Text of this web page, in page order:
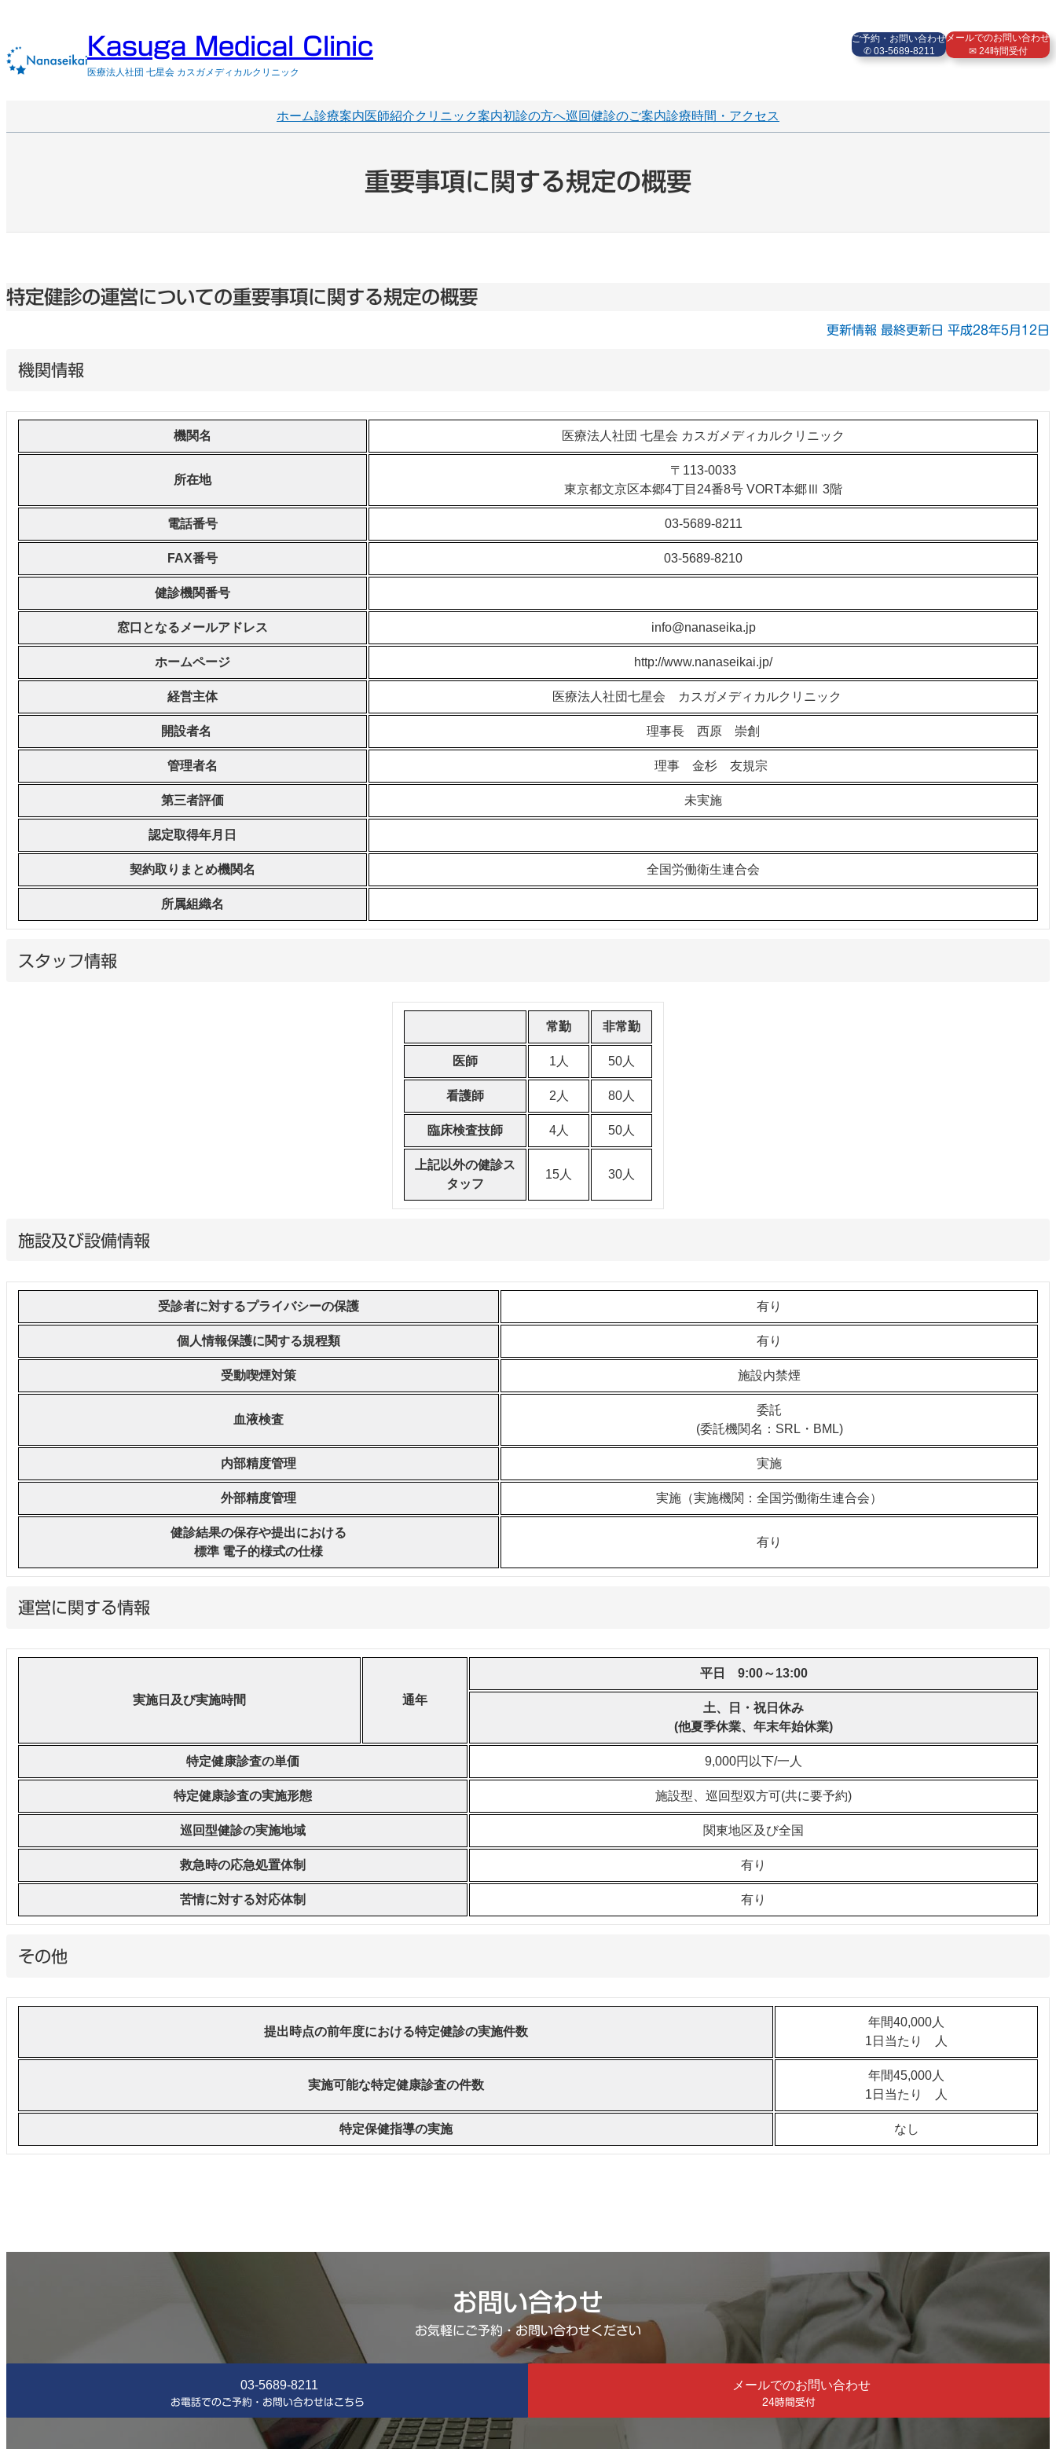
を
ス
キ
Kasuga Medical Clinic
医療法人社団 七星会 カスガメディカルクリニック
ご予約・お問い合わせ
✆ 03-5689-8211
メールでのお問い合わせ
✉ 24時間受付
ホーム診療案内医師紹介クリニック案内初診の方へ巡回健診のご案内診療時間・アクセス
重要事項に関する規定の概要
特定健診の運営についての重要事項に関する規定の概要
更新情報 最終更新日 平成28年5月12日
機関情報
機関名 医療法人社団 七星会 カスガメディカルクリニック
所在地
〒113-0033
東京都文京区本郷4丁目24番8号 VORT本郷Ⅲ 3階
電話番号 03-5689-8211
FAX番号 03-5689-8210
健診機関番号
窓口となるメールアドレス info@nanaseika.jp
ホームページ http://www.nanaseikai.jp/
経営主体 医療法人社団七星会 カスガメディカルクリニック
開設者名 理事長 西原 崇創
管理者名 理事 金杉 友規宗
第三者評価 未実施
認定取得年月日
契約取りまとめ機関名 全国労働衛生連合会
所属組織名
スタッフ情報
常勤 非常勤
医師 1人 50人
看護師 2人 80人
臨床検査技師 4人 50人
上記以外の健診ス
タッフ
15人 30人
施設及び設備情報
受診者に対するプライバシーの保護 有り
個人情報保護に関する規程類 有り
受動喫煙対策 施設内禁煙
血液検査
委託
(委託機関名：SRL・BML)
内部精度管理 実施
外部精度管理 実施（実施機関：全国労働衛生連合会）
健診結果の保存や提出における
標準 電子的様式の仕様
有り
運営に関する情報
実施日及び実施時間 通年
平日 9:00～13:00
土、日・祝日休み
(他夏季休業、年末年始休業)
特定健康診査の単価 9,000円以下/一人
特定健康診査の実施形態 施設型、巡回型双方可(共に要予約)
巡回型健診の実施地域 関東地区及び全国
救急時の応急処置体制 有り
苦情に対する対応体制 有り
その他
提出時点の前年度における特定健診の実施件数
年間40,000人
1日当たり 人
実施可能な特定健康診査の件数
年間45,000人
1日当たり 人
特定保健指導の実施 なし
お問い合わせ
お気軽にご予約・お問い合わせください
03-5689-8211
お電話でのご予約・お問い合わせはこちら
メールでのお問い合わせ
24時間受付